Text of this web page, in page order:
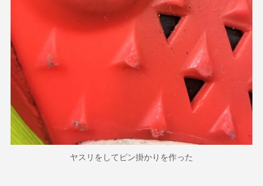
ヤスリをしてピン掛かりを作った